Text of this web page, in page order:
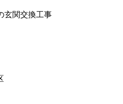
玄関交換工事